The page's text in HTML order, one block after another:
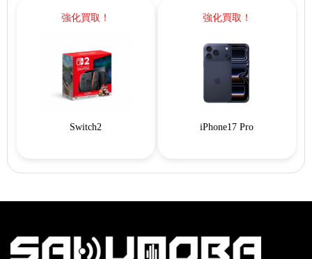
強化買取！
Switch2
強化買取！
iPhone17 Pro